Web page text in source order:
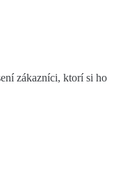
zákazníci, ktorí si ho